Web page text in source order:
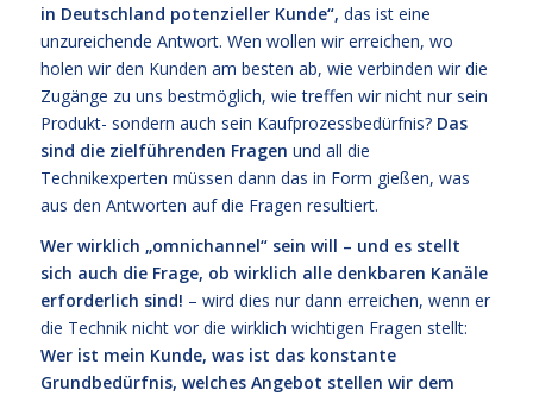
in Deutschland potenzieller Kunde“, das ist eine
unzureichende Antwort. Wen wollen wir erreichen, wo
holen wir den Kunden am besten ab, wie verbinden wir die
Zugänge zu uns bestmöglich, wie treffen wir nicht nur sein
Produkt- sondern auch sein Kaufprozessbedürfnis? Das
sind die zielführenden Fragen und all die
Technikexperten müssen dann das in Form gießen, was
aus den Antworten auf die Fragen resultiert.
Wer wirklich „omnichannel“ sein will – und es stellt
sich auch die Frage, ob wirklich alle denkbaren Kanäle
erforderlich sind! – wird dies nur dann erreichen, wenn er
die Technik nicht vor die wirklich wichtigen Fragen stellt:
Wer ist mein Kunde, was ist das konstante
Grundbedürfnis, welches Angebot stellen wir dem